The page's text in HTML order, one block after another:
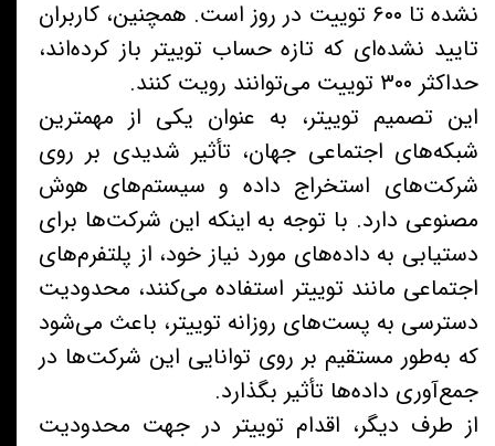
نشده تا ۶۰۰ توییت در روز است. همچنین، کاربران
تایید نشده‌ای که تازه حساب توییتر باز کرده‌اند،
حداکثر ۳۰۰ توییت می‌توانند رویت کنند.
این تصمیم توییتر، به عنوان یکی از مهمترین
شبکه‌های اجتماعی جهان، تأثیر شدیدی بر روی
شرکت‌های استخراج داده و سیستم‌های هوش
مصنوعی دارد. با توجه به اینکه این شرکت‌ها برای
دستیابی به داده‌های مورد نیاز خود، از پلتفرم‌های
اجتماعی مانند توییتر استفاده می‌کنند، محدودیت
دسترسی به پست‌های روزانه توییتر، باعث می‌شود
که به‌طور مستقیم بر روی توانایی این شرکت‌ها در
جمع‌آوری داده‌ها تأثیر بگذارد.
از طرف دیگر، اقدام توییتر در جهت محدودیت